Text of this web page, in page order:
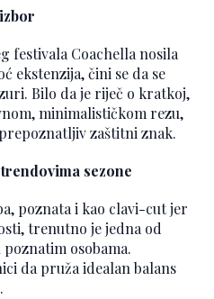
festivala Coachella nosila
ekstenzija, čini se da se
Bilo da je riječ o kratkoj,
minimalističkom rezu,
zaštitni znak.
sezone
poznata i kao clavi-cut jer
trenutno je jedna od
osobama.
da pruža idealan balans